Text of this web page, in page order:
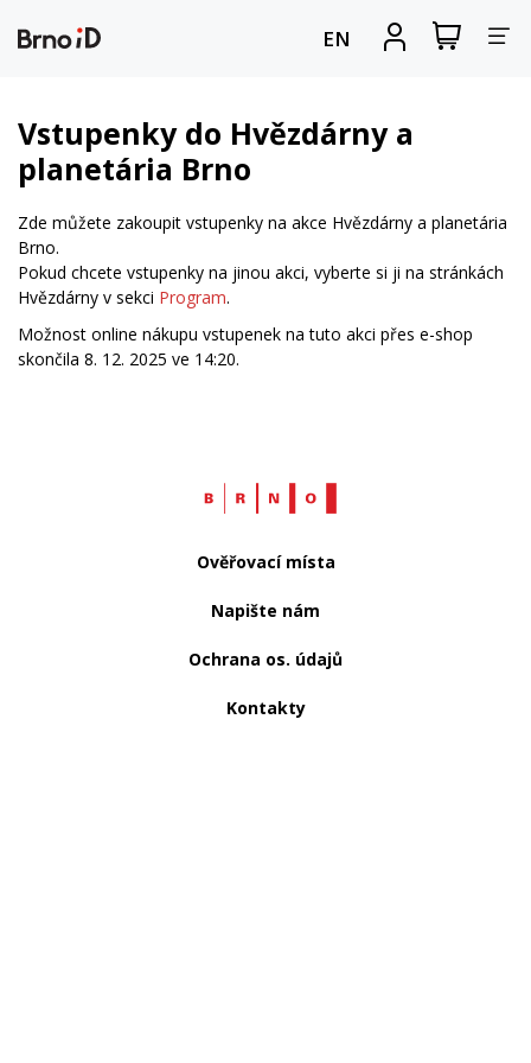
EN
Zobrazit
nákupní
Vstupenky do Hvězdárny a
planetária Brno
Zde můžete zakoupit vstupenky na akce Hvězdárny a planetária
Brno.
Pokud chcete vstupenky na jinou akci, vyberte si ji na stránkách
Hvězdárny v sekci Program.
Možnost online nákupu vstupenek na tuto akci přes e-shop
skončila 8. 12. 2025 ve 14:20.
Web
Ověřovací místa
Napište nám
Ochrana os. údajů
Kontakty